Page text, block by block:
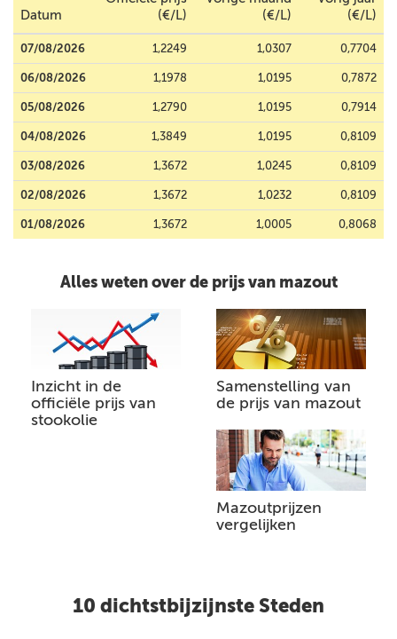
Datum
(€/L)
(€/L)
(€/L)
07/08/2026 1,2249 1,0307 0,7704
06/08/2026 1,1978 1,0195 0,7872
05/08/2026 1,2790 1,0195 0,7914
04/08/2026 1,3849 1,0195 0,8109
03/08/2026 1,3672 1,0245 0,8109
02/08/2026 1,3672 1,0232 0,8109
01/08/2026 1,3672 1,0005 0,8068
Alles weten over de prijs van mazout
Inzicht in de
officiële prijs van
stookolie
Samenstelling van
de prijs van mazout
Mazoutprijzen
vergelijken
10 dichtstbijzijnste Steden